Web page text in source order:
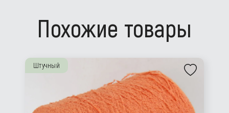
Похожие товары
Штучный